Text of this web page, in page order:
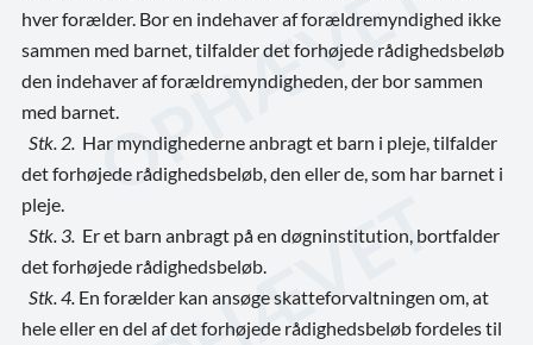
hver forælder. Bor en indehaver af forældremyndighed ikke
sammen med barnet, tilfalder det forhøjede rådighedsbeløb
den indehaver af forældremyndigheden, der bor sammen
med barnet.
Stk. 2. Har myndighederne anbragt et barn i pleje, tilfalder
det forhøjede rådighedsbeløb, den eller de, som har barnet i
pleje.
Stk. 3. Er et barn anbragt på en døgninstitution, bortfalder
det forhøjede rådighedsbeløb.
Stk. 4. En forælder kan ansøge skatteforvaltningen om, at
hele eller en del af det forhøjede rådighedsbeløb fordeles til